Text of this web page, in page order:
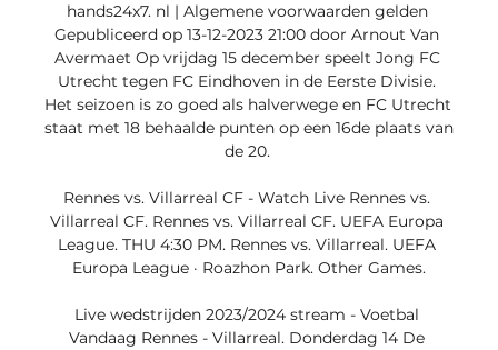
hands24x7. nl | Algemene voorwaarden gelden
Gepubliceerd op 13-12-2023 21:00 door Arnout Van
Avermaet Op vrijdag 15 december speelt Jong FC
Utrecht tegen FC Eindhoven in de Eerste Divisie.
Het seizoen is zo goed als halverwege en FC Utrecht
staat met 18 behaalde punten op een 16de plaats van
de 20.
Rennes vs. Villarreal CF - Watch Live Rennes vs.
Villarreal CF. Rennes vs. Villarreal CF. UEFA Europa
League. THU 4:30 PM. Rennes vs. Villarreal. UEFA
Europa League · Roazhon Park. Other Games.
Live wedstrijden 2023/2024 stream - Voetbal
Vandaag Rennes - Villarreal. Donderdag 14 De